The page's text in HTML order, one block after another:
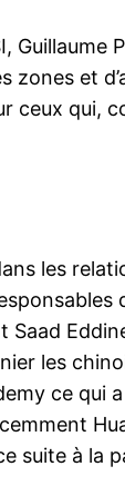
: Huawei
Guillaume
zones et
ceux qui,
les
Saad
les
ce qui
suite à la